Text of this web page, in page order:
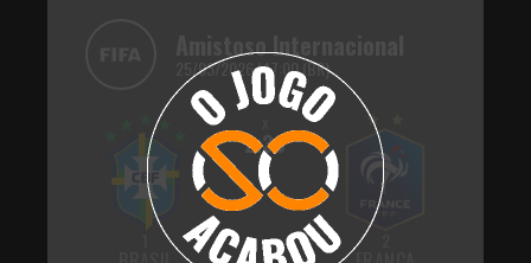
Amistoso Internacional
25/03/2026 | 17:00 (BR)
2.30